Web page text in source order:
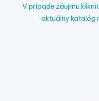
V prípade záujmu
aktuálny katalóg